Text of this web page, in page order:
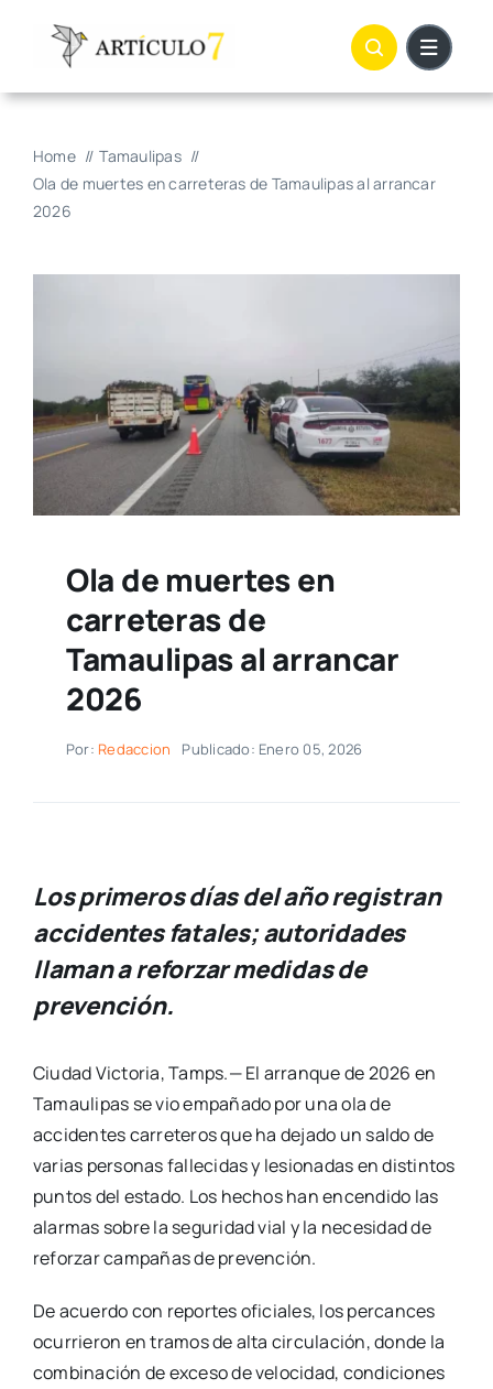
Home
Tamaulipas
Ola de muertes en carreteras de Tamaulipas al arrancar
2026
Ola de muertes en
carreteras de
Tamaulipas al arrancar
2026
Por: Redaccion Publicado: Enero 05, 2026
Los primeros días del año registran
accidentes fatales; autoridades
llaman a reforzar medidas de
prevención.
Ciudad Victoria, Tamps.— El arranque de 2026 en
Tamaulipas se vio empañado por una ola de
accidentes carreteros que ha dejado un saldo de
varias personas fallecidas y lesionadas en distintos
puntos del estado. Los hechos han encendido las
alarmas sobre la seguridad vial y la necesidad de
reforzar campañas de prevención.
De acuerdo con reportes oficiales, los percances
ocurrieron en tramos de alta circulación, donde la
combinación de exceso de velocidad, condiciones